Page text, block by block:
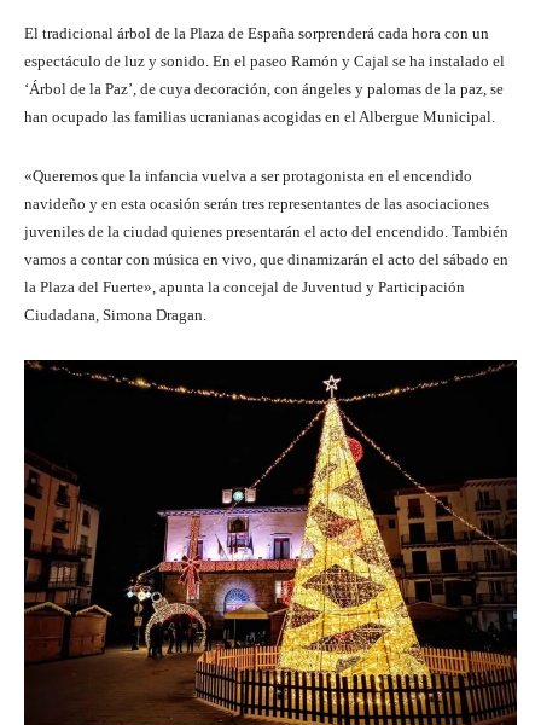
El tradicional árbol de la Plaza de España sorprenderá cada hora con un
espectáculo de luz y sonido. En el paseo Ramón y Cajal se ha instalado el
‘Árbol de la Paz’, de cuya decoración, con ángeles y palomas de la paz, se
han ocupado las familias ucranianas acogidas en el Albergue Municipal.
«Queremos que la infancia vuelva a ser protagonista en el encendido
navideño y en esta ocasión serán tres representantes de las asociaciones
juveniles de la ciudad quienes presentarán el acto del encendido. También
vamos a contar con música en vivo, que dinamizarán el acto del sábado en
la Plaza del Fuerte», apunta la concejal de Juventud y Participación
Ciudadana, Simona Dragan.